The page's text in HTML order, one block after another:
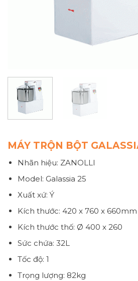
MÁY TRỘN BỘT
Nhãn hiệu: ZANOLLI
Model: Galassia 25
Xuất xứ: Ý
Kích thước: 420 x 760 x 660mm
Kích thước thố: Ø 400 x 260
Sức chứa: 32L
Tốc độ: 1
Trọng lượng: 82kg